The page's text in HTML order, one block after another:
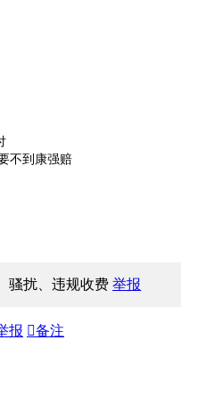
不到康强赔
骚扰、违规收费举报
报 备注